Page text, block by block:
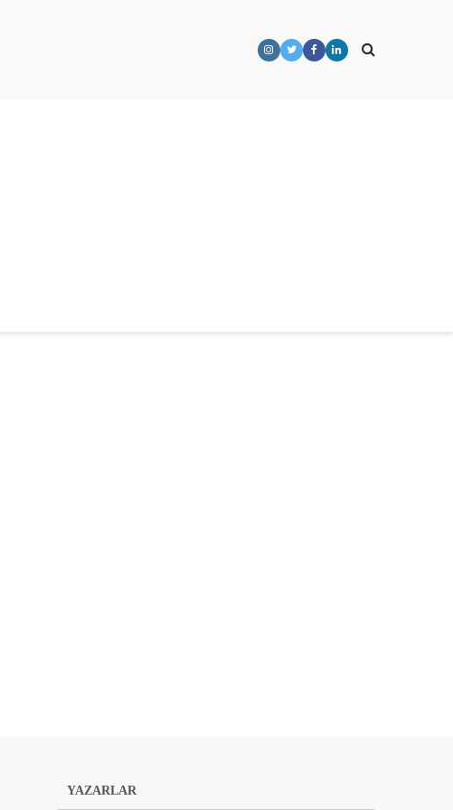
YAZARLAR